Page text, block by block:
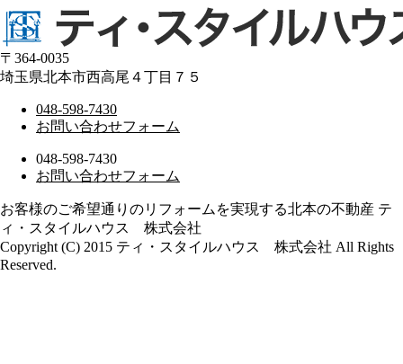
〒364-0035
埼玉県北本市西高尾４丁目７５
048-598-7430
お問い合わせフォーム
048-598-7430
お問い合わせフォーム
お客様のご希望通りのリフォームを実現する北本の不動産 テ
ィ・スタイルハウス 株式会社
Copyright (C) 2015 ティ・スタイルハウス 株式会社 All Rights
Reserved.